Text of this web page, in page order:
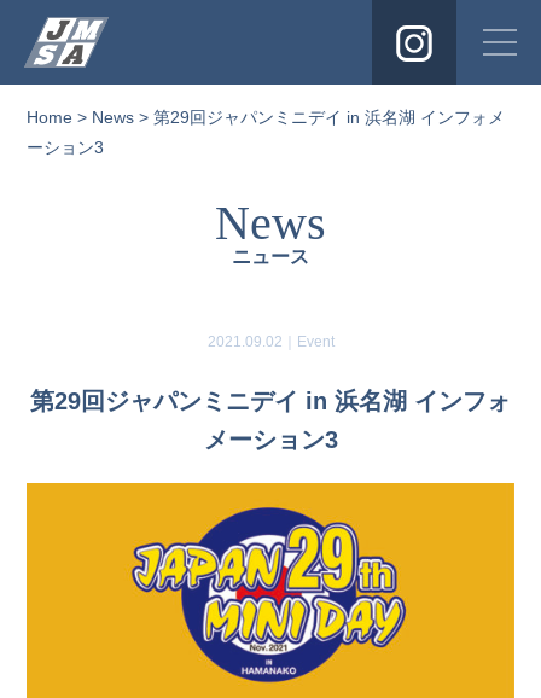
Home > News > 第29回ジャパンミニデイ in 浜名湖 インフォメ
ーション3
News
ニュース
2021.09.02｜ Event
第29回ジャパンミニデイ in 浜名湖 インフォ
メーション3